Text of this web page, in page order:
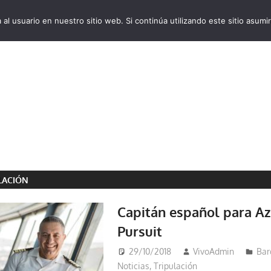
Capitán español para
Pursuit
29/10/2018 VivoAdmin
Noticias, Tripulación
usuario en nuestro sitio web. Si continúa utilizando este sitio